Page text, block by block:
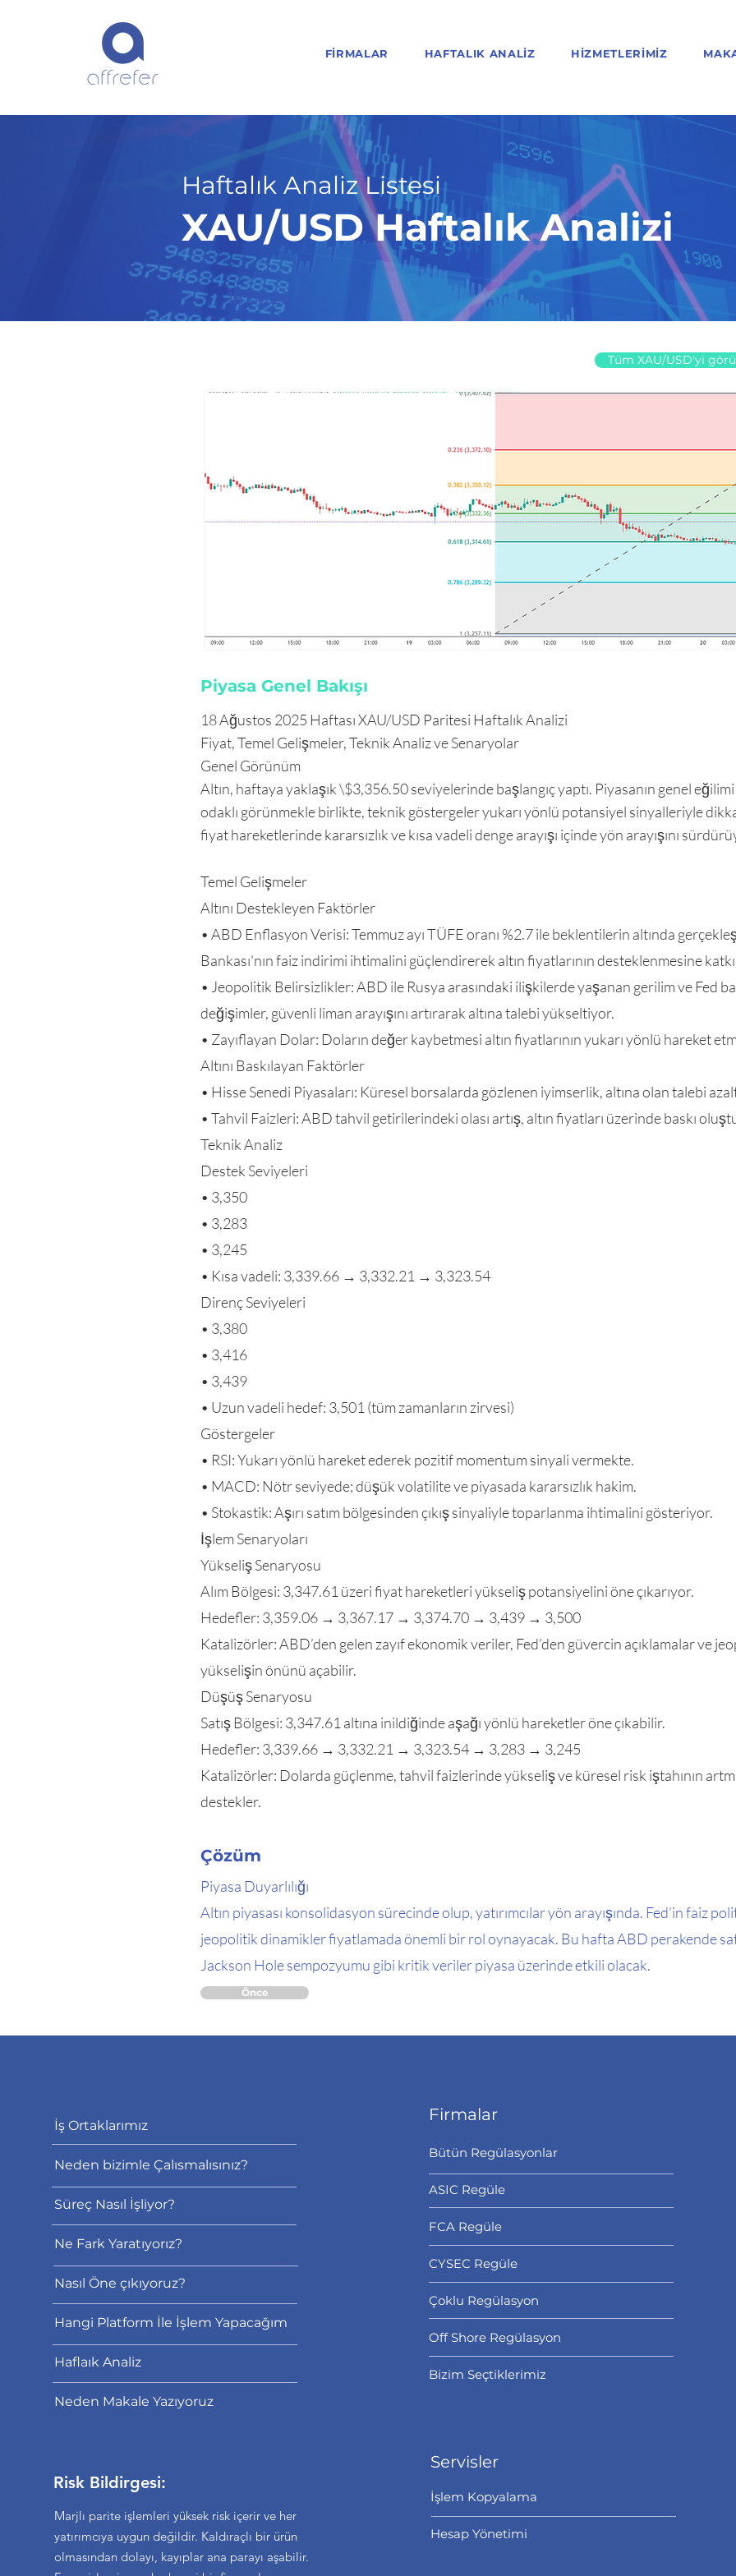
FIRMALAR HAFTALIK ANALIZ HIZMETLERIMIZ
Haftalık Analiz Listesi
XAU/USD Haftalık Analizi
18.08.25
Tüm XAU/USD'yi
Piyasa Genel Bakışı
18 Ağustos 2025 Haftası XAU/USD Paritesi Haftalık Analizi
Fiyat, Temel Gelişmeler, Teknik Analiz ve Senaryolar
Genel Görünüm
Altın, haftaya yaklaşık \$3,356.50 seviyelerinde başlangıç yaptı. Piyasanın genel
odaklı görünmekle birlikte, teknik göstergeler yukarı yönlü potansiyel sinyalleriyle
fiyat hareketlerinde kararsızlık ve kısa vadeli denge arayışı içinde yön arayışını
Temel Gelişmeler
Altını Destekleyen Faktörler
• ABD Enflasyon Verisi: Temmuz ayı TÜFE oranı %2.7 ile beklentilerin altında
Bankası'nın faiz indirimi ihtimalini güçlendirerek altın fiyatlarının desteklenmesine katkı
• Jeopolitik Belirsizlikler: ABD ile Rusya arasındaki ilişkilerde yaşanan gerilim ve Fed
değişimler, güvenli liman arayışını artırarak altına talebi yükseltiyor.
• Zayıflayan Dolar: Doların değer kaybetmesi altın fiyatlarının yukarı yönlü hareket
Altını Baskılayan Faktörler
• Hisse Senedi Piyasaları: Küresel borsalarda gözlenen iyimserlik, altına olan talebi
• Tahvil Faizleri: ABD tahvil getirilerindeki olası artış, altın fiyatları üzerinde baskı
Teknik Analiz
Destek Seviyeleri
• 3,350
• 3,283
• 3,245
• Kısa vadeli: 3,339.66 → 3,332.21 → 3,323.54
Direnç Seviyeleri
• 3,380
• 3,416
• 3,439
• Uzun vadeli hedef: 3,501 (tüm zamanların zirvesi)
Göstergeler
• RSI: Yukarı yönlü hareket ederek pozitif momentum sinyali vermekte.
• MACD: Nötr seviyede; düşük volatilite ve piyasada kararsızlık hakim.
• Stokastik: Aşırı satım bölgesinden çıkış sinyaliyle toparlanma ihtimalini gösteriyor.
İşlem Senaryoları
Yükseliş Senaryosu
Alım Bölgesi: 3,347.61 üzeri fiyat hareketleri yükseliş potansiyelini öne çıkarıyor.
Hedefler: 3,359.06 → 3,367.17 → 3,374.70 → 3,439 → 3,500
Katalizörler: ABD’den gelen zayıf ekonomik veriler, Fed’den güvercin açıklamalar ve
yükselişin önünü açabilir.
Düşüş Senaryosu
Satış Bölgesi: 3,347.61 altına inildiğinde aşağı yönlü hareketler öne çıkabilir.
Hedefler: 3,339.66 → 3,332.21 → 3,323.54 → 3,283 → 3,245
Katalizörler: Dolarda güçlenme, tahvil faizlerinde yükseliş ve küresel risk iştahının
destekler.
Çözüm
Piyasa Duyarlılığı
Altın piyasası konsolidasyon sürecinde olup, yatırımcılar yön arayışında. Fed’in faiz
jeopolitik dinamikler fiyatlamada önemli bir rol oynayacak. Bu hafta ABD perakende
Jackson Hole sempozyumu gibi kritik veriler piyasa üzerinde etkili olacak.
Önce
İş Ortaklarımız
Neden bizimle Çalısmalısınız?
Süreç Nasıl İşliyor?
Ne Fark Yaratıyorız?
Nasıl Öne çıkıyoruz?
Hangi Platform İle İşlem Yapacağım
Haflaık Analiz
Neden Makale Yazıyoruz
Risk Bildirgesi:
Marjlı parite işlemleri yüksek risk içerir ve her
yatırımcıya uygun değildir. Kaldıraçlı bir ürün
olmasından dolayı, kayıplar ana parayı aşabilir.
Firmalar
Bütün Regülasyonlar
ASIC Regüle
FCA Regüle
CYSEC Regüle
Çoklu Regülasyon
Off Shore Regülasyon
Bizim Seçtiklerimiz
Servisler
İşlem Kopyalama
Hesap Yönetimi